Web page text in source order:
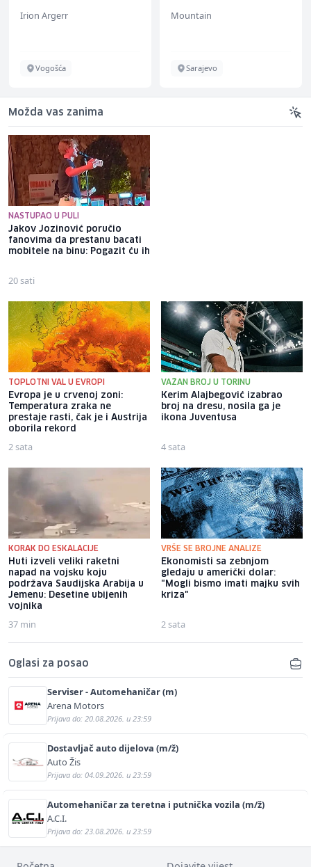
Irion Argerr
Vogošća
Mountain
Sarajevo
Možda vas zanima
NASTUPAO U PULI
Jakov Jozinović poručio
fanovima da prestanu bacati
mobitele na binu: Pogazit ću ih
20 sati
TOPLOTNI VAL U EVROPI
Evropa je u crvenoj zoni:
Temperatura zraka ne
prestaje rasti, čak je i Austrija
oborila rekord
2 sata
VAŽAN BROJ U TORINU
Kerim Alajbegović izabrao
broj na dresu, nosila ga je
ikona Juventusa
4 sata
KORAK DO ESKALACIJE
Huti izveli veliki raketni
napad na vojsku koju
podržava Saudijska Arabija u
Jemenu: Desetine ubijenih
vojnika
37 min
VRŠE SE BROJNE ANALIZE
Ekonomisti sa zebnjom
gledaju u američki dolar:
"Mogli bismo imati majku svih
kriza"
2 sata
Oglasi za posao
Serviser - Automehaničar (m)
Arena Motors
Prijava do: 20.08.2026. u 23:59
Dostavljač auto dijelova (m/ž)
Auto Žis
Prijava do: 04.09.2026. u 23:59
Automehaničar za teretna i putnička vozila (m/ž)
A.C.I.
Prijava do: 23.08.2026. u 23:59